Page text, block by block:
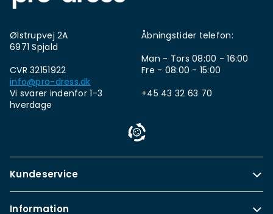
Ølstrupvej 2A
6971 Spjald
CVR 32151922
info@pro-dress.dk
Vi svarer indenfor 1-3
hverdage
Åbningstider telefon:
Man - Tors 08:00 - 16:00
Fre - 08:00 - 15:00
+45 43 32 63 70
Kundeservice
Information